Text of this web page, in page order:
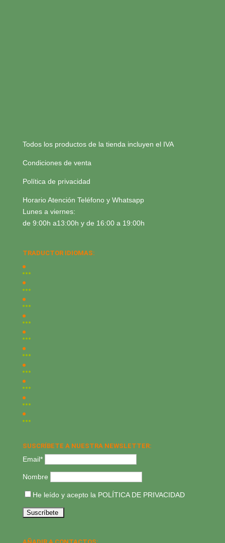
Todos los productos de la tienda incluyen el IVA
Condiciones de venta
Política de privacidad
Horario Atención Teléfono y Whatsapp
Lunes a viernes:
de 9:00h a13:00h y de 16:00 a 19:00h
TRADUCTOR IDIOMAS:
SUSCRÍBETE A NUESTRA NEWSLETTER:
Email*
Nombre
He leído y acepto la POLÍTICA DE PRIVACIDAD